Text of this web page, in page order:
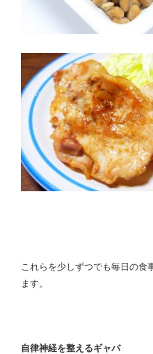
これらを少しずつでも毎日の食
ます。
自律神経を整えるギャバ